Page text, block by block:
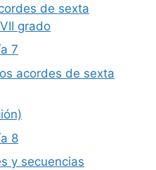
de sexta
grado
7
acordes de sexta
8
y secuencias